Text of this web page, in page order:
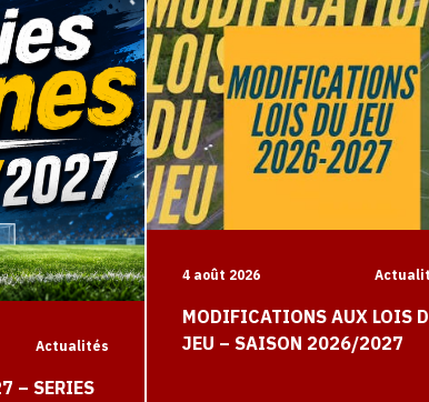
Actualités
– SERIES
4 août 2026
MODIFICATIONS AUX LOIS
JEU – SAISON 2026/2027